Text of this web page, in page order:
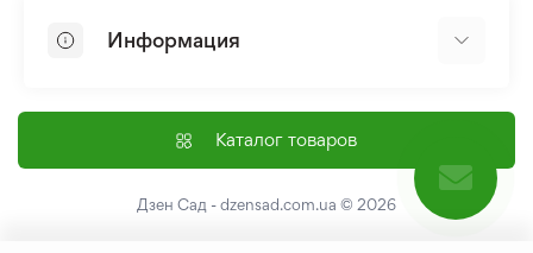
Лилия
Семена
Информация
Доставка и оплата
Контакты
Каталог товаров
Дзен Сад - dzensad.com.ua © 2026